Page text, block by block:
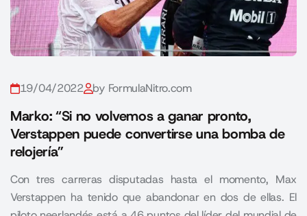
19/04/2022 by FormulaNitro.com
Marko: “Si no volvemos a ganar pronto,
Verstappen puede convertirse una bomba de
relojería”
Con tres carreras disputadas hasta el momento, Max
Verstappen ha tenido que abandonar en dos de ellas. El